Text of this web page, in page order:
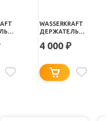
K-
WASSERKRAFT
ДЕРЖАТЕЛЬ
МЫЛЬНИЦЫ "LIPPE K-
4 000 ₽